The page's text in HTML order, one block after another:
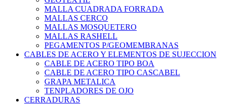
MALLA CUADRADA FORRADA
MALLAS CERCO
MALLAS MOSQUETERO
MALLAS RASHELL
PEGAMENTOS P/GEOMEMBRANAS
CABLES DE ACERO Y ELEMENTOS DE SUJECCION
CABLE DE ACERO TIPO BOA
CABLE DE ACERO TIPO CASCABEL
GRAPA METALICA
TENPLADORES DE OJO
CERRADURAS